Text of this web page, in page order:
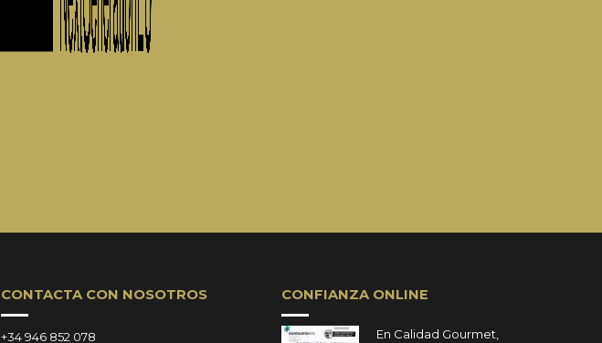
CONTACTA CON NOSOTROS
+34 946 852 078
CONFIANZA ONLINE
En Calidad Gourmet,